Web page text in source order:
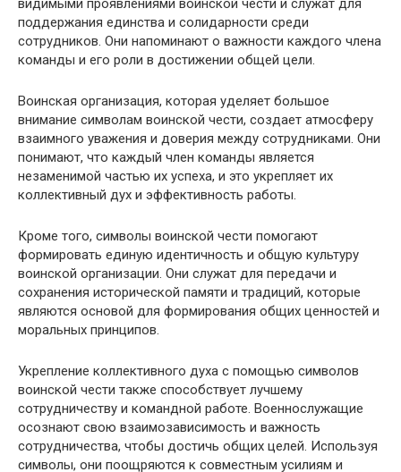
видимыми проявлениями воинской чести и служат для
поддержания единства и солидарности среди
сотрудников. Они напоминают о важности каждого члена
команды и его роли в достижении общей цели.
Воинская организация, которая уделяет большое
внимание символам воинской чести, создает атмосферу
взаимного уважения и доверия между сотрудниками. Они
понимают, что каждый член команды является
незаменимой частью их успеха, и это укрепляет их
коллективный дух и эффективность работы.
Кроме того, символы воинской чести помогают
формировать единую идентичность и общую культуру
воинской организации. Они служат для передачи и
сохранения исторической памяти и традиций, которые
являются основой для формирования общих ценностей и
моральных принципов.
Укрепление коллективного духа с помощью символов
воинской чести также способствует лучшему
сотрудничеству и командной работе. Военнослужащие
осознают свою взаимозависимость и важность
сотрудничества, чтобы достичь общих целей. Используя
символы, они поощряются к совместным усилиям и